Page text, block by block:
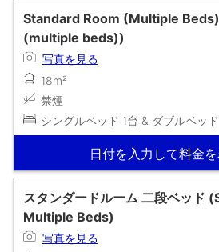
Standard Room (Multiple
(multiple beds))
写真を見る
18m²
禁煙
シングルベッド 1台 & ダブルベッ
日付を入力して料金
スタンダードルーム 二段ベッド
Multiple Beds)
写真を見る